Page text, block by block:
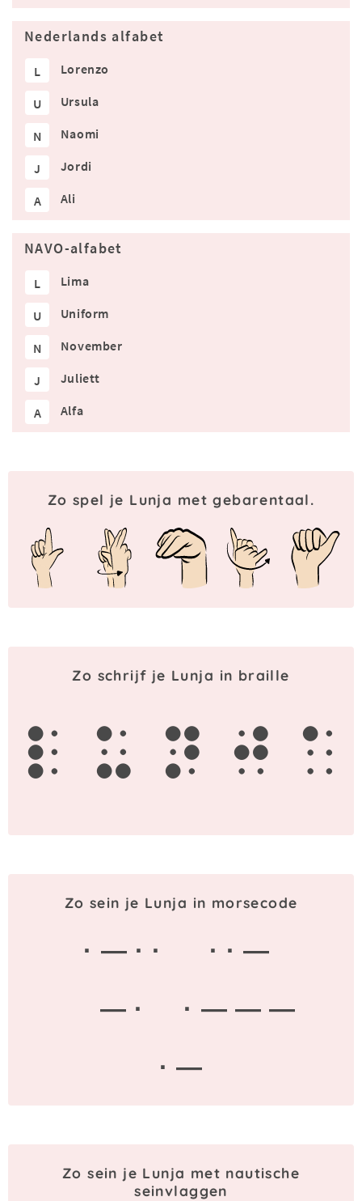
Nederlands alfabet
L Lorenzo
U Ursula
N Naomi
J Jordi
A Ali
NAVO-alfabet
L Lima
U Uniform
N November
J Juliett
A Alfa
Zo spel je Lunja met gebarentaal.
Zo schrijf je Lunja in braille
l u n j a
Zo sein je Lunja in morsecode
· — · ·
· · —
— ·
· — — —
· —
Zo sein je Lunja met nautische
seinvlaggen